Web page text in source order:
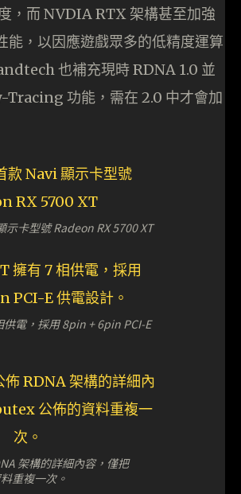
，而 NVDIA RTX 架構甚至加強
，以因應遊戲眾多的低精度運算
也補充現時 RDNA 1.0 並
Tracing 功能，需在 2.0 中才會加
示卡型號 Radeon RX 5700 XT
供電，採用 8pin + 6pin PCI-E
架構的詳細內容，僅把
重複一次。